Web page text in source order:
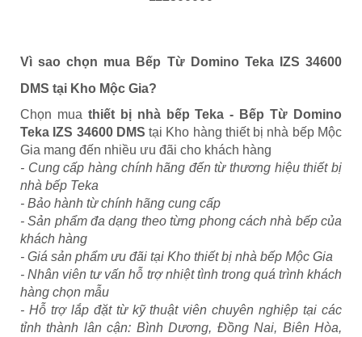
Vì sao chọn mua Bếp Từ Domino Teka IZS 34600
DMS tại Kho Mộc Gia?
Chọn mua thiết bị nhà bếp Teka - Bếp Từ Domino
Teka IZS 34600 DMS tại Kho hàng thiết bị nhà bếp Mộc
Gia mang đến nhiều ưu đãi cho khách hàng
- Cung cấp hàng chính hãng đến từ thương hiệu thiết bị
nhà bếp Teka
- Bảo hành từ chính hãng cung cấp
- Sản phẩm đa dạng theo từng phong cách nhà bếp của
khách hàng
- Giá sản phẩm ưu đãi tại Kho thiết bị nhà bếp Mộc Gia
- Nhân viên tư vấn hỗ trợ nhiệt tình trong quá trình khách
hàng chọn mẫu
- Hỗ trợ lắp đặt từ kỹ thuật viên chuyên nghiệp tại các
tỉnh thành lân cận: Bình Dương, Đồng Nai, Biên Hòa,